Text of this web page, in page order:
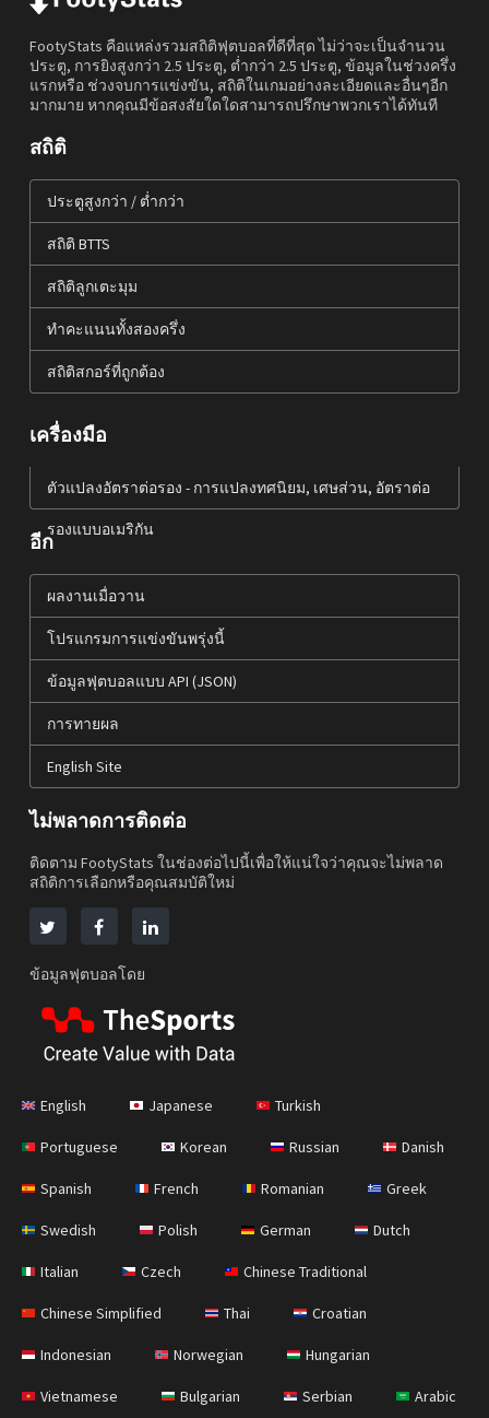
FootyStats คือแหล่งรวมสถิติฟุตบอลที่ดีที่สุด ไม่ว่าจะเป็นจำนวน
ประตู, การยิงสูงกว่า 2.5 ประตู, ต่ำกว่า 2.5 ประตู, ข้อมูลในช่วงครึ่ง
แรกหรือ ช่วงจบการแข่งขัน, สถิติในเกมอย่างละเอียดและอื่นๆอีก
มากมาย หากคุณมีข้อสงสัยใดใดสามารถปรึกษาพวกเราได้ทันที
สถิติ
ประตูสูงกว่า / ต่ำกว่า
สถิติ BTTS
สถิติลูกเตะมุม
ทำคะแนนทั้งสองครึ่ง
สถิติสกอร์ที่ถูกต้อง
เครื่องมือ
ตัวแปลงอัตราต่อรอง - การแปลงทศนิยม, เศษส่วน, อัตราต่อ
รองแบบอเมริกัน
อีก
ผลงานเมื่อวาน
โปรแกรมการแข่งขันพรุ่งนี้
ข้อมูลฟุตบอลแบบ API (JSON)
การทายผล
English Site
ไม่พลาดการติดต่อ
ติดตาม FootyStats ในช่องต่อไปนี้เพื่อให้แน่ใจว่าคุณจะไม่พลาด
สถิติการเลือกหรือคุณสมบัติใหม่
ข้อมูลฟุตบอลโดย
English Japanese Turkish
Portuguese Korean Russian Danish
Spanish French Romanian Greek
Swedish Polish German Dutch
Italian Czech Chinese Traditional
Chinese Simplified Thai Croatian
Indonesian Norwegian Hungarian
Vietnamese Bulgarian Serbian Arabic